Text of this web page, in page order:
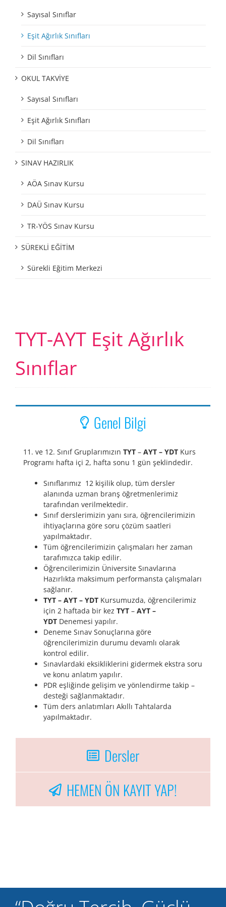
Sayısal Sınıflar
Eşit Ağırlık Sınıfları
Dil Sınıfları
OKUL TAKVİYE
Sayısal Sınıfları
Eşit Ağırlık Sınıfları
Dil Sınıfları
SINAV HAZIRLIK
AÖA Sınav Kursu
DAÜ Sınav Kursu
TR-YÖS Sınav Kursu
SÜREKLİ EĞİTİM
Sürekli Eğitim Merkezi
TYT-AYT Eşit Ağırlık
Sınıflar
Genel Bilgi
11. ve 12. Sınıf Gruplarımızın TYT– AYT – YDTKurs
Programı hafta içi 2, hafta sonu 1 gün şeklindedir.
Sınıflarımız 12 kişilik olup, tüm dersler
alanında uzman branş öğretmenlerimiz
tarafından verilmektedir.
Sınıf derslerimizin yanı sıra, öğrencilerimizin
ihtiyaçlarına göre soru çözüm saatleri
yapılmaktadır.
Tüm öğrencilerimizin çalışmaları her zaman
tarafımızca takip edilir.
Öğrencilerimizin Üniversite Sınavlarına
Hazırlıkta maksimum performansta çalışmaları
sağlanır.
TYT – AYT – YDT Kursumuzda, öğrencilerimiz
için 2 haftada bir kez TYT– AYT –
YDTDenemesi yapılır.
Deneme Sınav Sonuçlarına göre
öğrencilerimizin durumu devamlı olarak
kontrol edilir.
Sınavlardaki eksikliklerini gidermek ekstra soru
ve konu anlatım yapılır.
PDR eşliğinde gelişim ve yönlendirme takip –
desteği sağlanmaktadır.
Tüm ders anlatımları Akıllı Tahtalarda
yapılmaktadır.
Dersler
HEMEN ÖN KAYIT YAP!